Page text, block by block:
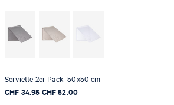
Serviette 2er Pack 50x50 cm
CHF 34.95 CHF 52.00